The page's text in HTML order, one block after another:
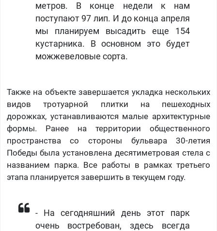
метров. В конце недели к нам
поступают 97 лип. И до конца апреля
мы планируем высадить еще 154
кустарника. В основном это будет
можжевеловые сорта.
Также на объекте завершается укладка нескольких
видов тротуарной плитки на пешеходных
дорожках, устанавливаются малые архитектурные
формы. Ранее на территории общественного
пространства со стороны бульвара 30-летия
Победы была установлена десятиметровая стела с
названием парка. Все работы в рамках третьего
этапа планируется завершить в текущем году.
- На сегодняшний день этот парк
очень востребован, здесь всегда